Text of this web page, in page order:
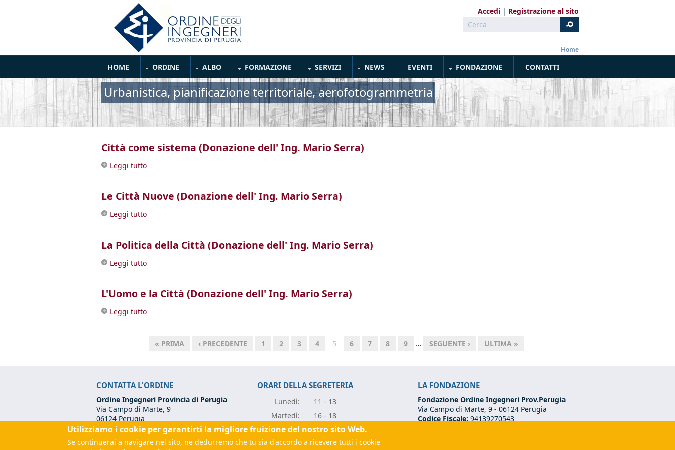
Accedi Registrazione al sito
Form di ricerca
Cerca
Home
Main Menu
HOME ORDINE ALBO FORMAZIONE SERVIZI NEWS EVENTI FONDAZIONE CONTATTI
Urbanistica, pianificazione territoriale, aerofotogrammetria
Città come sistema (Donazione dell' Ing. Mario Serra)
Leggi tutto
Le Città Nuove (Donazione dell' Ing. Mario Serra)
Leggi tutto
La Politica della Città (Donazione dell' Ing. Mario Serra)
Leggi tutto
L'Uomo e la Città (Donazione dell' Ing. Mario Serra)
Leggi tutto
« PRIMA ‹ PRECEDENTE 1 2 3 4 5 6 7 8 9 … SEGUENTE › ULTIMA »
CONTATTA L'ORDINE
Ordine Ingegneri Provincia di Perugia
Via Campo di Marte, 9
06124 Perugia
Codice Fiscale:80017570542
Tel:+39 075 500 12 00
ORARI DELLA SEGRETERIA
Lunedì:
11 - 13
Martedì:
16 - 18
Mercoledì:
11 - 13
Giovedì: 11 - 13
LA FONDAZIONE
Fondazione Ordine Ingegneri Prov.Perugia
Via Campo di Marte, 9 - 06124 Perugia
Codice Fiscale: 94139270543
Utilizziamo i cookie per garantirti la migliore fruizione del nostro sito Web.
Se continuerai a navigare nel sito, ne dedurremo che tu sia d'accordo a ricevere tutti i cookie